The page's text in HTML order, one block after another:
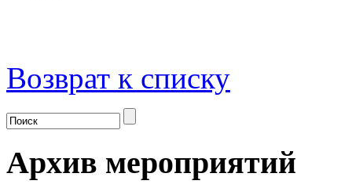
Возврат к списку
Архив мероприятий